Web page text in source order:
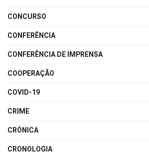
CONCURSO
CONFERÊNCIA
CONFERÊNCIA DE IMPRENSA
COOPERAÇÃO
COVID-19
CRIME
CRÓNICA
CRONOLOGIA